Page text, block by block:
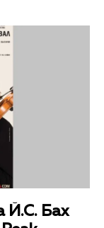
Й.С. Бах